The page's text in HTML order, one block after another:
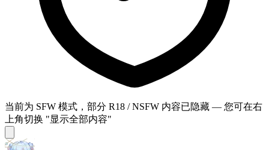
当前为 SFW 模式，部分 R18 / NSFW 内容已隐藏 — 您可在右
上角切换 "显示全部内容"